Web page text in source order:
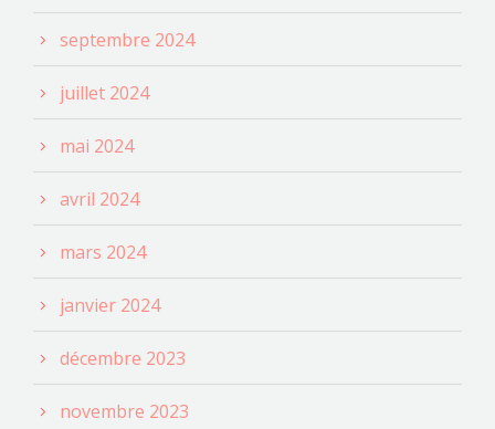
septembre 2024
juillet 2024
mai 2024
avril 2024
mars 2024
janvier 2024
décembre 2023
novembre 2023